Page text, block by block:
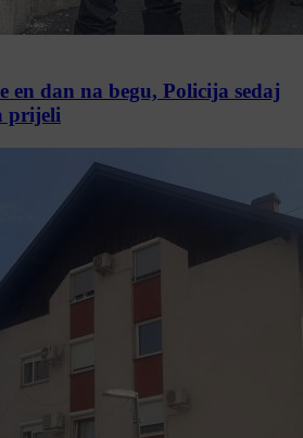
en dan na begu, Policija sedaj
prijeli